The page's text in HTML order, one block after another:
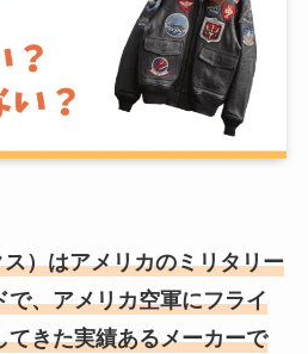
）はアメリカのミリタリー
で、アメリカ空軍にフライ
てきた実績あるメーカーで